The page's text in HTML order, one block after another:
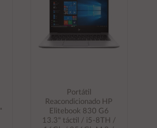
Portátil
Reacondicionado HP
Elitebook 830 G6
13.3" táctil / i5-8TH /